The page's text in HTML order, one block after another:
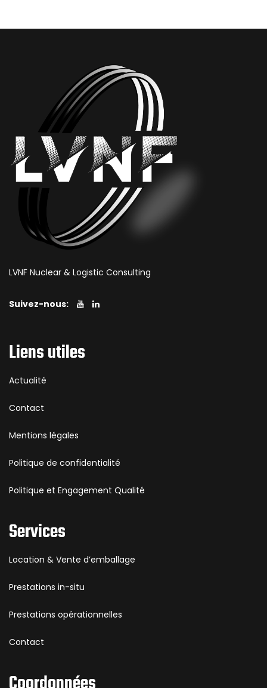
LVNF Nuclear & Logistic Consulting
Suivez-nous:
Liens utiles
Actualité
Contact
Mentions légales
Politique de confidentialité
Politique et Engagement Qualité
Services
Location & Vente d’emballage
Prestations in-situ
Prestations opérationnelles
Contact